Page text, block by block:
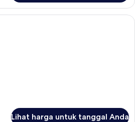
Kamar Twin Deluks | Seprai
Lihat harga untuk tanggal Anda